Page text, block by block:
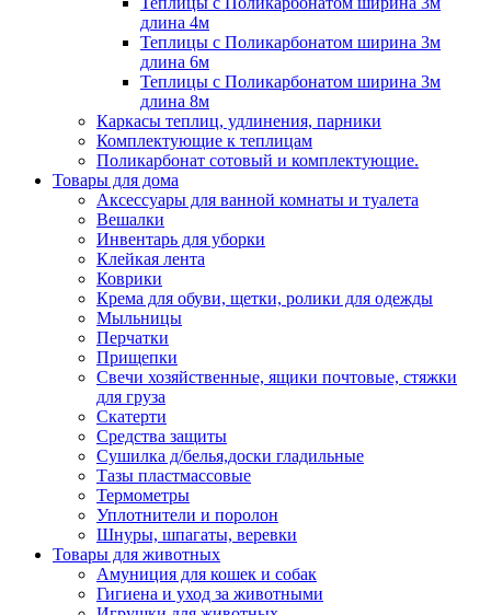
длина 4м
Теплицы с Поликарбонатом ширина 3м
длина 6м
Теплицы с Поликарбонатом ширина 3м
длина 8м
Каркасы теплиц, удлинения, парники
Комплектующие к теплицам
Поликарбонат сотовый и комплектующие.
Товары для дома
Аксессуары для ванной комнаты и туалета
Вешалки
Инвентарь для уборки
Клейкая лента
Коврики
Крема для обуви, щетки, ролики для одежды
Мыльницы
Перчатки
Прищепки
Свечи хозяйственные, ящики почтовые, стяжки
для груза
Скатерти
Средства защиты
Сушилка д/белья,доски гладильные
Тазы пластмассовые
Термометры
Уплотнители и поролон
Шнуры, шпагаты, веревки
Товары для животных
Амуниция для кошек и собак
Гигиена и уход за животными